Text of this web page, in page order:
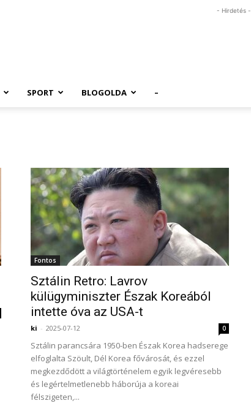
- Hirdetés -
SPORT BLOGOLDA –
Fontos
Sztálin Retro: Lavrov
külügyminiszter Észak Koreából
intette óva az USA-t
ki - 2025-07-12 0
Sztálin parancsára 1950-ben Észak Korea hadserege
elfoglalta Szöult, Dél Korea fővárosát, és ezzel
megkezdődött a világtörténelem egyik legvéresebb
és legértelmetlenebb háborúja a koreai
félszigeten,...